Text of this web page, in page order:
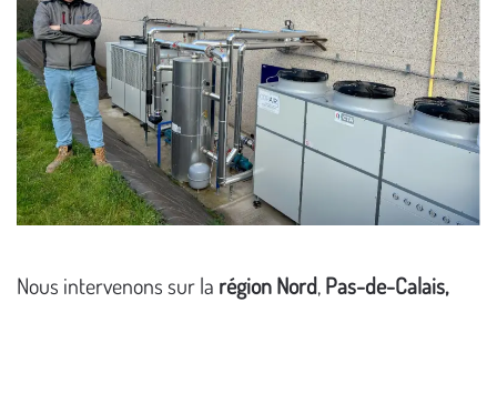
Nous intervenons sur la région Nord,Pas-de-Calais,